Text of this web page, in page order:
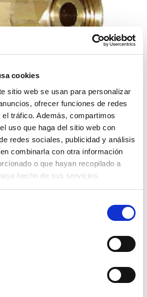
cookies
sitio web se usan para personalizar
ofrecer funciones de redes
tráfico. Además, compartimos
uso que haga del sitio web con
redes sociales, publicidad y análisis
combinarla con otra información
o que hayan recopilado a
hecho de sus servicios.
1/2 latón
comprar